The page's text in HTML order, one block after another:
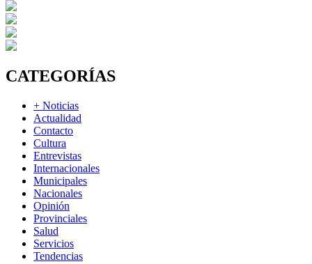
CATEGORÍAS
+ Noticias
Actualidad
Contacto
Cultura
Entrevistas
Internacionales
Municipales
Nacionales
Opinión
Provinciales
Salud
Servicios
Tendencias